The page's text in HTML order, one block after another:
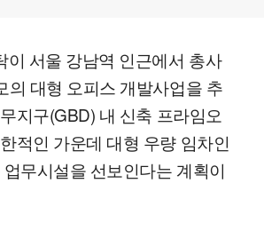
이 서울 강남역 인근에서 총사
의 대형 오피스 개발사업을 추
지구(GBD) 내 신축 프라임오
적인 가운데 대형 우량 임차인
무시설을 선보인다는 계획이